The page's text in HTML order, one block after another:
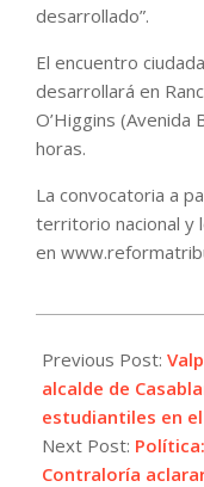
desarrollado”.
El encuentro
desarrollará en
O’Higgins (Avenida
horas.
La convocatoria a
territorio nacional y
en
05-
11
Previous Post:
alcalde de
estudiantiles en
Next Post:
Contraloría